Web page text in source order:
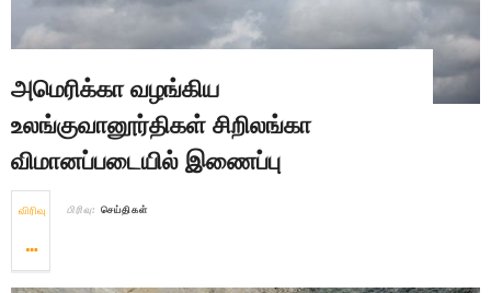
அமெரிக்கா வழங்கிய
உலங்குவானூர்திகள் சிறிலங்கா
விமானப்படையில் இணைப்பு
விரிவு பிரிவு: செய்திகள்